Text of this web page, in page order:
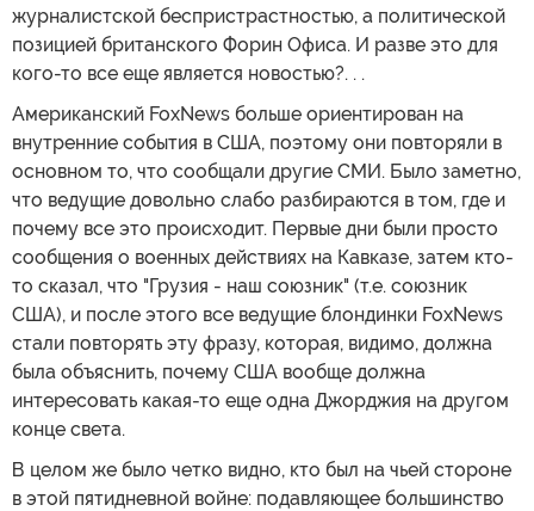
журналистской беспристрастностью, а политической
позицией британского Форин Офиса. И разве это для
кого-то все еще является новостью?. . .
Американский FoxNews больше ориентирован на
внутренние события в США, поэтому они повторяли в
основном то, что сообщали другие СМИ. Было заметно,
что ведущие довольно слабо разбираются в том, где и
почему все это происходит. Первые дни были просто
сообщения о военных действиях на Кавказе, затем кто-
то сказал, что "Грузия - наш союзник" (т.е. союзник
США), и после этого все ведущие блондинки FoxNews
стали повторять эту фразу, которая, видимо, должна
была объяснить, почему США вообще должна
интересовать какая-то еще одна Джорджия на другом
конце света.
В целом же было четко видно, кто был на чьей стороне
в этой пятидневной войне: подавляющее большинство